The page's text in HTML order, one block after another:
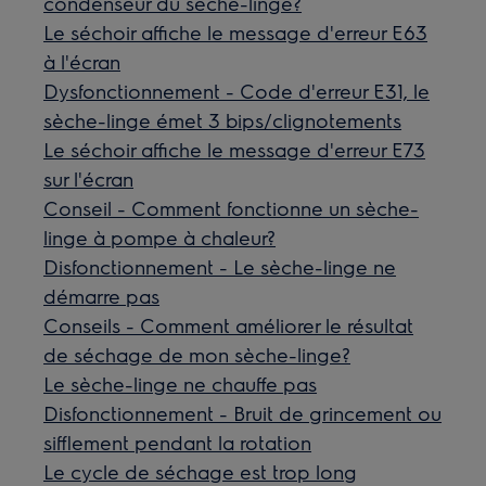
Le séchoir affiche le message d'erreur E63
à l'écran
Dysfonctionnement - Code d'erreur E31, le
sèche-linge émet 3 bips/clignotements
Le séchoir affiche le message d'erreur E73
sur l'écran
Conseil - Comment fonctionne un sèche-
linge à pompe à chaleur?
Disfonctionnement - Le sèche-linge ne
démarre pas
Conseils - Comment améliorer le résultat
de séchage de mon sèche-linge?
Le sèche-linge ne chauffe pas
Disfonctionnement - Bruit de grincement ou
sifflement pendant la rotation
Le cycle de séchage est trop long